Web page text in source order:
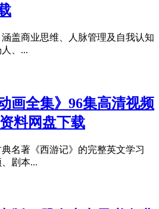
盖商业思维、人脉管理及自我认知
、...
画全集》96集高清视频
料网盘下载
名著《西游记》的完整英文学习
剧本...